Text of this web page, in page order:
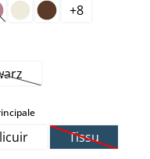
option n'est pas
+8
option n'est pas
select
Tissu(Cette